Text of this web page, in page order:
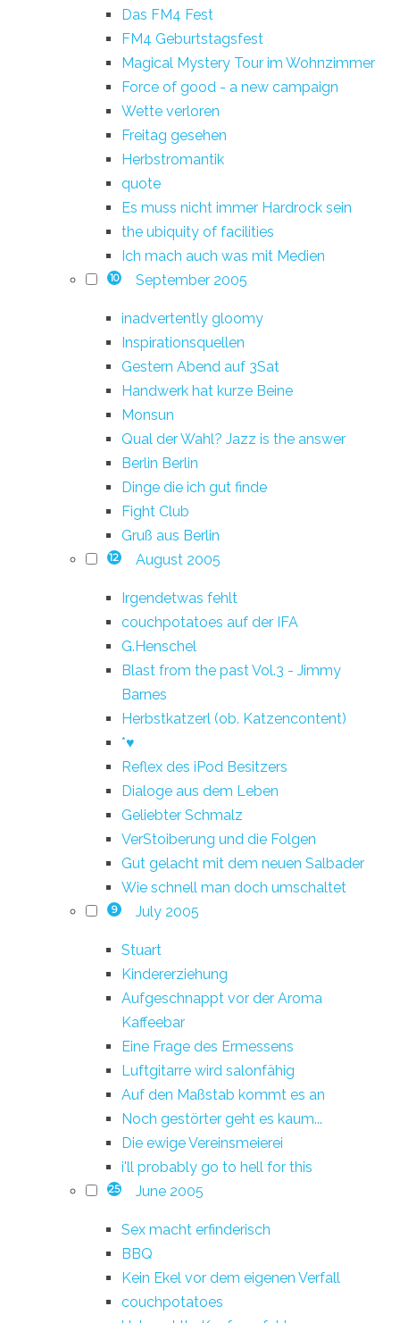
Das FM4 Fest
FM4 Geburtstagsfest
Magical Mystery Tour im Wohnzimmer
Force of good - a new campaign
Wette verloren
Freitag gesehen
Herbstromantik
quote
Es muss nicht immer Hardrock sein
the ubiquity of facilities
Ich mach auch was mit Medien
10 September 2005
inadvertently gloomy
Inspirationsquellen
Gestern Abend auf 3Sat
Handwerk hat kurze Beine
Monsun
Qual der Wahl? Jazz is the answer
Berlin Berlin
Dinge die ich gut finde
Fight Club
Gruß aus Berlin
12 August 2005
Irgendetwas fehlt
couchpotatoes auf der IFA
G.Henschel
Blast from the past Vol.3 - Jimmy
Barnes
Herbstkatzerl (ob. Katzencontent)
*♥
Reflex des iPod Besitzers
Dialoge aus dem Leben
Geliebter Schmalz
VerStoiberung und die Folgen
Gut gelacht mit dem neuen Salbader
Wie schnell man doch umschaltet
9 July 2005
Stuart
Kindererziehung
Aufgeschnappt vor der Aroma
Kaffeebar
Eine Frage des Ermessens
Luftgitarre wird salonfähig
Auf den Maßstab kommt es an
Noch gestörter geht es kaum...
Die ewige Vereinsmeierei
i'll probably go to hell for this
25 June 2005
Sex macht erfinderisch
BBQ
Kein Ekel vor dem eigenen Verfall
couchpotatoes